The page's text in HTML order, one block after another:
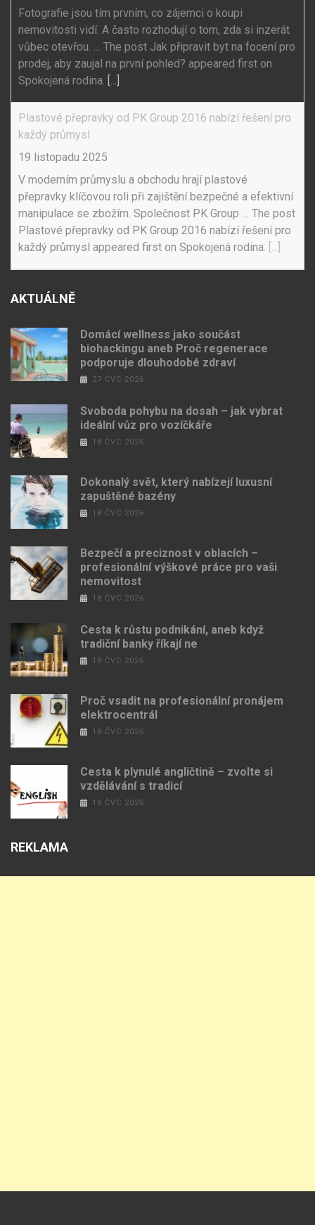
Fotografie jsou tím prvním, co zájemci o koupi
nemovitosti vidí. A často rozhodují o tom, zda si inzerát
vůbec otevřou. … The post Jak připravit byt na focení pro
prodej, aby zaujal na první pohled? appeared first on
Spokojená rodina. [...]
Plastové přepravky od PK Group 2016 nabízí řešení pro
každý průmysl
19 listopadu 2025
V moderním průmyslu a obchodu hrají plastové
přepravky klíčovou roli při zajištění bezpečné a efektivní
manipulace se zbožím. Společnost PK Group … The post
Plastové přepravky od PK Group 2016 nabízí řešení pro
každý průmysl appeared first on Spokojená rodina. [...]
AKTUÁLNĚ
Domácí wellness jako součást
biohackingu aneb Proč regenerace
podporuje dlouhodobé zdraví
27 ČVC 2026
Svoboda pohybu na dosah – jak vybrat
ideální vůz pro vozíčkáře
18 ČVC 2026
Dokonalý svět, který nabízejí luxusní
zapuštěné bazény
18 ČVC 2026
Bezpečí a preciznost v oblacích –
profesionální výškové práce pro vaši
nemovitost
18 ČVC 2026
Cesta k růstu podnikání, aneb když
tradiční banky říkají ne
18 ČVC 2026
Proč vsadit na profesionální pronájem
elektrocentrál
18 ČVC 2026
Cesta k plynulé angličtině – zvolte si
vzdělávání s tradicí
18 ČVC 2026
REKLAMA